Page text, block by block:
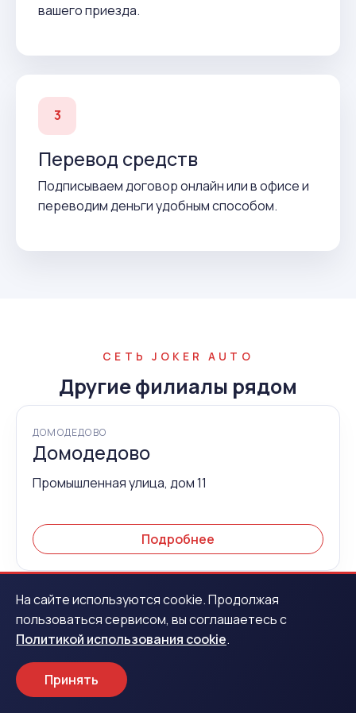
вашего приезда.
3
Перевод средств
Подписываем договор онлайн или в офисе и
переводим деньги удобным способом.
СЕТЬ JOKER AUTO
Другие филиалы рядом
ДОМОДЕДОВО
Домодедово
Промышленная улица, дом 11
Подробнее
ЕКАТЕРИНБУРГ
Екатеринбург
ул. Малышева, 51
На сайте используются cookie. Продолжая
пользоваться сервисом, вы соглашаетесь с
Политикой использования cookie.
Принять